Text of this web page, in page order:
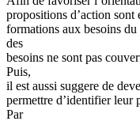
propositions d’action sont
formations aux besoins
des
besoins ne sont pas
Puis,
il est aussi suggere de
permettre d’identifier leur
Par